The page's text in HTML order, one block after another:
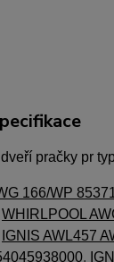
pračky pr
166/WP
WHIRLPOOL
IGNIS AWL457
,